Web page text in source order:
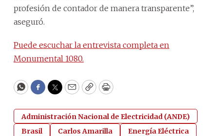
profesión de contador de manera transparente”,
aseguró.
Puede escuchar la entrevista completa en
Monumental 1080.
WhatsApp
Facebook
Twitter
EmailCopyPrint
Administración Nacional de Electricidad (ANDE)
Brasil
Carlos Amarilla
Energía Eléctrica